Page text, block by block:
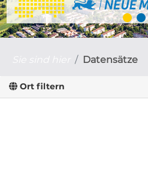
Datensätze
Ort filtern